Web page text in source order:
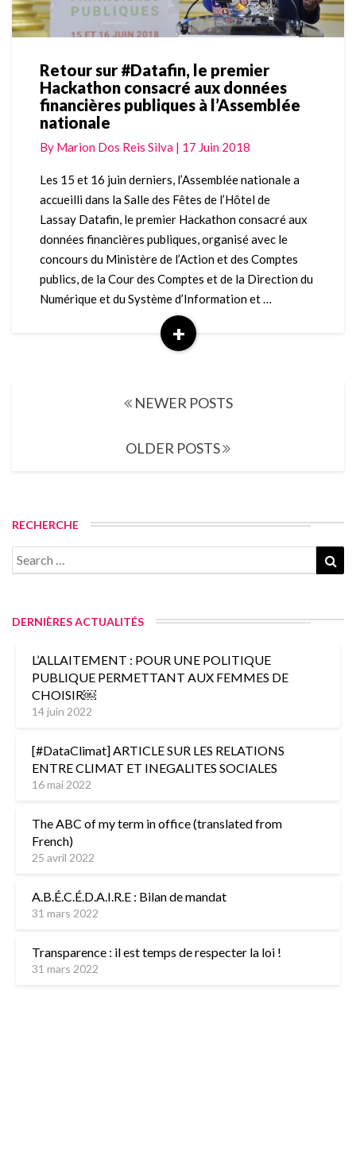
Retour
sur
#Datafin,
le
Hackathon
consacré
données
financières
publiques
à
l’Assemblée
nationale
Retour sur #Datafin, le premier
Hackathon consacré aux données
financières publiques à l’Assemblée
nationale
By Marion Dos Reis Silva | 17 Juin 2018
Les 15 et 16 juin derniers, l’Assemblée nationale a
accueilli dans la Salle des Fêtes de l’Hôtel de
Lassay Datafin, le premier Hackathon consacré aux
données financières publiques, organisé avec le
concours du Ministère de l’Action et des Comptes
publics, de la Cour des Comptes et de la Direction du
Numérique et du Système d’Information et …
+
Read
NEWER POSTS
OLDER POSTS
RECHERCHE
Search
for:
DERNIÈRES ACTUALITÉS
L’ALLAITEMENT : POUR UNE POLITIQUE
PUBLIQUE PERMETTANT AUX FEMMES DE
CHOISIR￼
14 juin 2022
[#DataClimat] ARTICLE SUR LES RELATIONS
ENTRE CLIMAT ET INEGALITES SOCIALES
16 mai 2022
The ABC of my term in office (translated from
French)
25 avril 2022
A.B.É.C.É.D.A.I.R.E : Bilan de mandat
31 mars 2022
Transparence : il est temps de respecter la loi !
31 mars 2022